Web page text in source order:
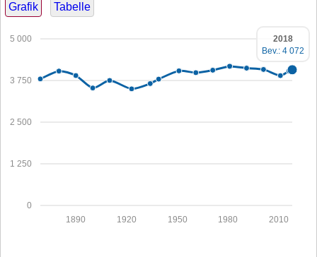
Grafik Tabelle
0
1 250
2 500
3 750
5 000
2010
1980
1950
1920
1890
2018
Bev.: 4 072